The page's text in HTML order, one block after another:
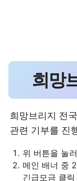
희망
희망브리지 전
관련 기부를 진
위 버튼을 눌
메인 배너 중
긴급모금 클릭